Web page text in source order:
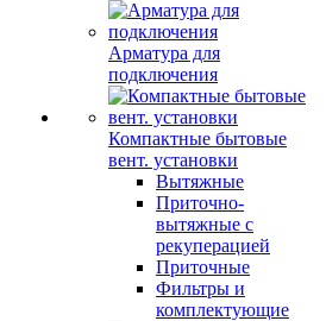
Арматура для
подключения
Компактные бытовые
вент. установки
Вытяжные
Приточно-
вытяжные с
рекуперацией
Приточные
Фильтры и
комплектующие